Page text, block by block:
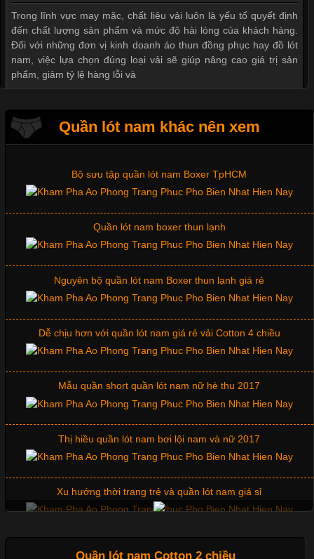
Trong lĩnh vực may mặc, chất liệu vải luôn là yếu tố quyết định
đến chất lượng sản phẩm và mức độ hài lòng của khách hàng.
Đối với những đơn vị kinh doanh áo thun đồng phục hay đồ lót
nam, việc lựa chọn đúng loại vải sẽ giúp nâng cao giá trị sản
phẩm, giảm tỷ lệ hàng lỗi và
Áo thun là một trong những trang phục phổ biến nhất hiện nay
nhờ tính tiện dụng, dễ phối đồ và phù hợp với nhiều đối tượng.
quan trọng tạo nên phong cách riêng cho từng sản phẩm. Mỗi
loại cổ áo sẽ mang đến một vẻ đẹp khác
Những Mẫu Áo Thun Đồng Phục Công Ty Được Ưa
Chuộng Hiện Nay
Cập nhật 2026-06-01 14:23:34
Trong môi trường kinh doanh hiện đại, việc xây dựng hình ảnh
chuyên nghiệp đóng vai trò quan trọng đối với sự phát triển của
doanh nghiệp. Một trong những giải pháp hiệu quả được nhiều
đơn vị lựa chọn hiện nay là sử dụng áo thun đồng phục công ty.
Không chỉ giúp tạo sự đồng bộ, áo thun
Quần lót nam khác nên xem
Giặt và bảo quản quần lót nam đúng cách
Mẫu quần lót nam giá rẻ sốt hè 2017
Những mẩu quần lót nam thông dụng hiện nay
Bộ sưu tập quần lót nam Boxer TpHCM
Quần lót nam boxer thun lạnh
Nguyên bộ quần lót nam Boxer thun lạnh giá rẻ
Dễ chịu hơn với quần lót nam giá rẻ vải Cotton 4 chiều
Mẫu quần short quần lót nam nữ hè thu 2017
Thị hiều quần lót nam bơi lội nam và nữ 2017
Xu hướng thời trang trẻ và quần lót nam giá sỉ
Quần lót nam Cotton 2 chiều